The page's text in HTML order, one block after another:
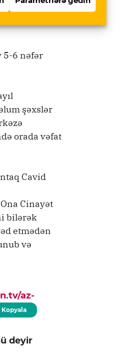
Nəticədə
5-6 nəfər
şəxslər
orada vəfat
Cavid
Cinayət
bilərək
etmədən
və
az-
Kopyala
deyir